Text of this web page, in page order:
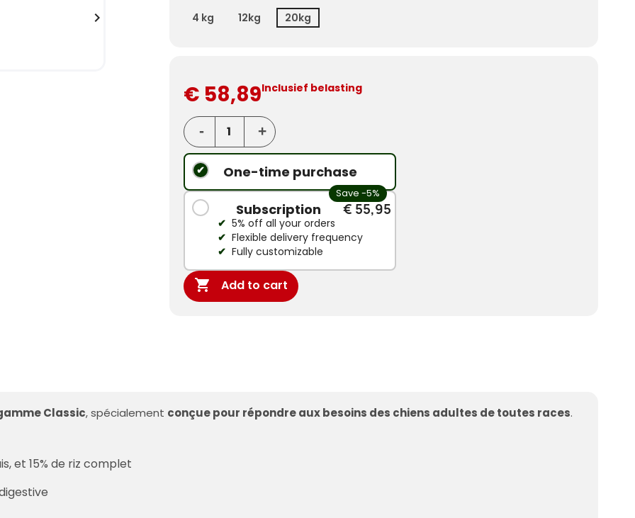
 4 kg 12kg 20kg
€ 58,89Inclusief belasting
One-time purchase
Save -5%
Subscription € 55,95
5% off all your orders
Flexible delivery frequency
Fully customizable
 Add to cart
Classic, spécialement conçue pour répondre aux besoins des chiens adultes de toutes races.
et 15% de riz complet